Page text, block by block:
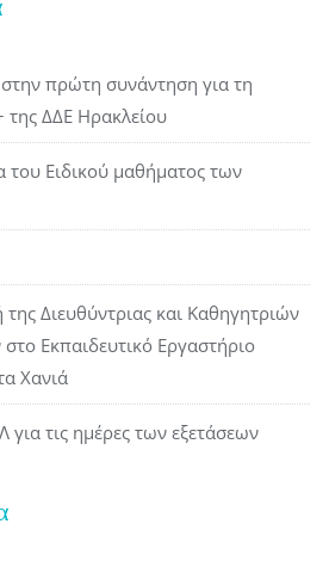
πρώτη συνάντηση για τη
της ΔΔΕ Ηρακλείου
του Ειδικού μαθήματος των
Διευθύντριας και Καθηγητριών
Εκπαιδευτικό Εργαστήριο
Χανιά
τις ημέρες των εξετάσεων